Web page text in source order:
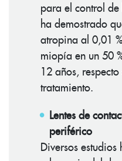
para el control
ha demostrado
atropina al 0,01
miopía en un 50
12 años,
tratamiento.
Lentes de
periférico
Diversos